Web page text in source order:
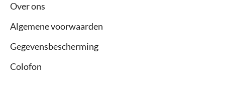
Over ons
Algemene voorwaarden
Gegevensbescherming
Colofon